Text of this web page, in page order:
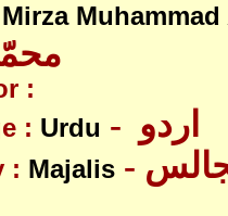
Mirza Muhammad
:
: Urdu
: Majalis